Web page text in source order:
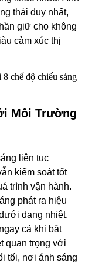
thái duy nhất,
giữ cho không
cảm xúc thị
Môi Trường
liên tục
kiểm soát tốt
trình vận hành.
phát ra hiệu
dạng nhiệt,
cả khi bật
quan trọng với
tối, nơi ánh sáng